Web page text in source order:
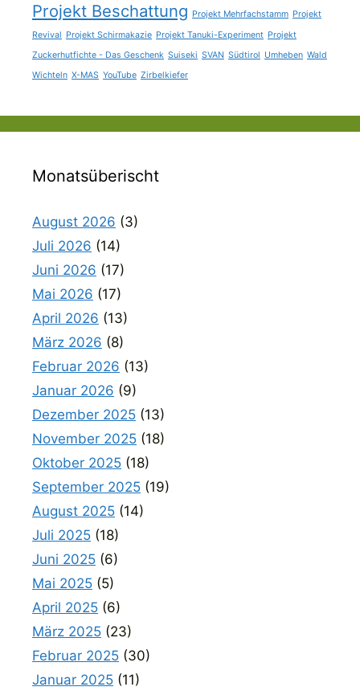
Projekt Beschattung Projekt Mehrfachstamm Projekt
Revival Projekt Schirmakazie Projekt Tanuki-Experiment Projekt
Zuckerhutfichte - Das Geschenk Suiseki SVAN Südtirol Umheben Wald
Wichteln X-MAS YouTube Zirbelkiefer
Monatsüberischt
August 2026 (3)
Juli 2026 (14)
Juni 2026 (17)
Mai 2026 (17)
April 2026 (13)
März 2026 (8)
Februar 2026 (13)
Januar 2026 (9)
Dezember 2025 (13)
November 2025 (18)
Oktober 2025 (18)
September 2025 (19)
August 2025 (14)
Juli 2025 (18)
Juni 2025 (6)
Mai 2025 (5)
April 2025 (6)
März 2025 (23)
Februar 2025 (30)
Januar 2025 (11)